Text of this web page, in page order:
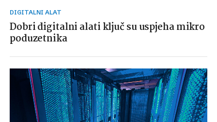
DIGITALNI ALAT
Dobri digitalni alati ključ su uspjeha mikro
poduzetnika